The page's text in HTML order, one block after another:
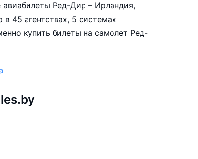
Ред-Дир – Ирландия,
45 агентствах, 5 системах
купить билеты на самолет Ред-